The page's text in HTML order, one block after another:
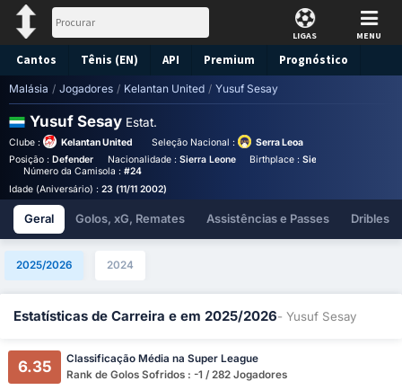
LIGAS MENU
Cantos Tênis (EN) API Premium Prognóstico
Malásia / Jogadores / Kelantan United / Yusuf Sesay
Yusuf Sesay Estat.
Clube : Kelantan United Seleção Nacional :
Serra Leoa
Posição : Defender Nacionalidade : Sierra Leone Birthplace :Sierra Leone - Sierra
Número da Camisola : #24
Idade (Aniversário) : 23 (11/11 2002)
Geral Golos, xG, Remates Assistências e Passes Dribles
2025/2026 2024
Estatísticas de Carreira e em 2025/2026- Yusuf Sesay
6.35
Classificação Média na Super League
Rank de Golos Sofridos : -1 / 282 Jogadores